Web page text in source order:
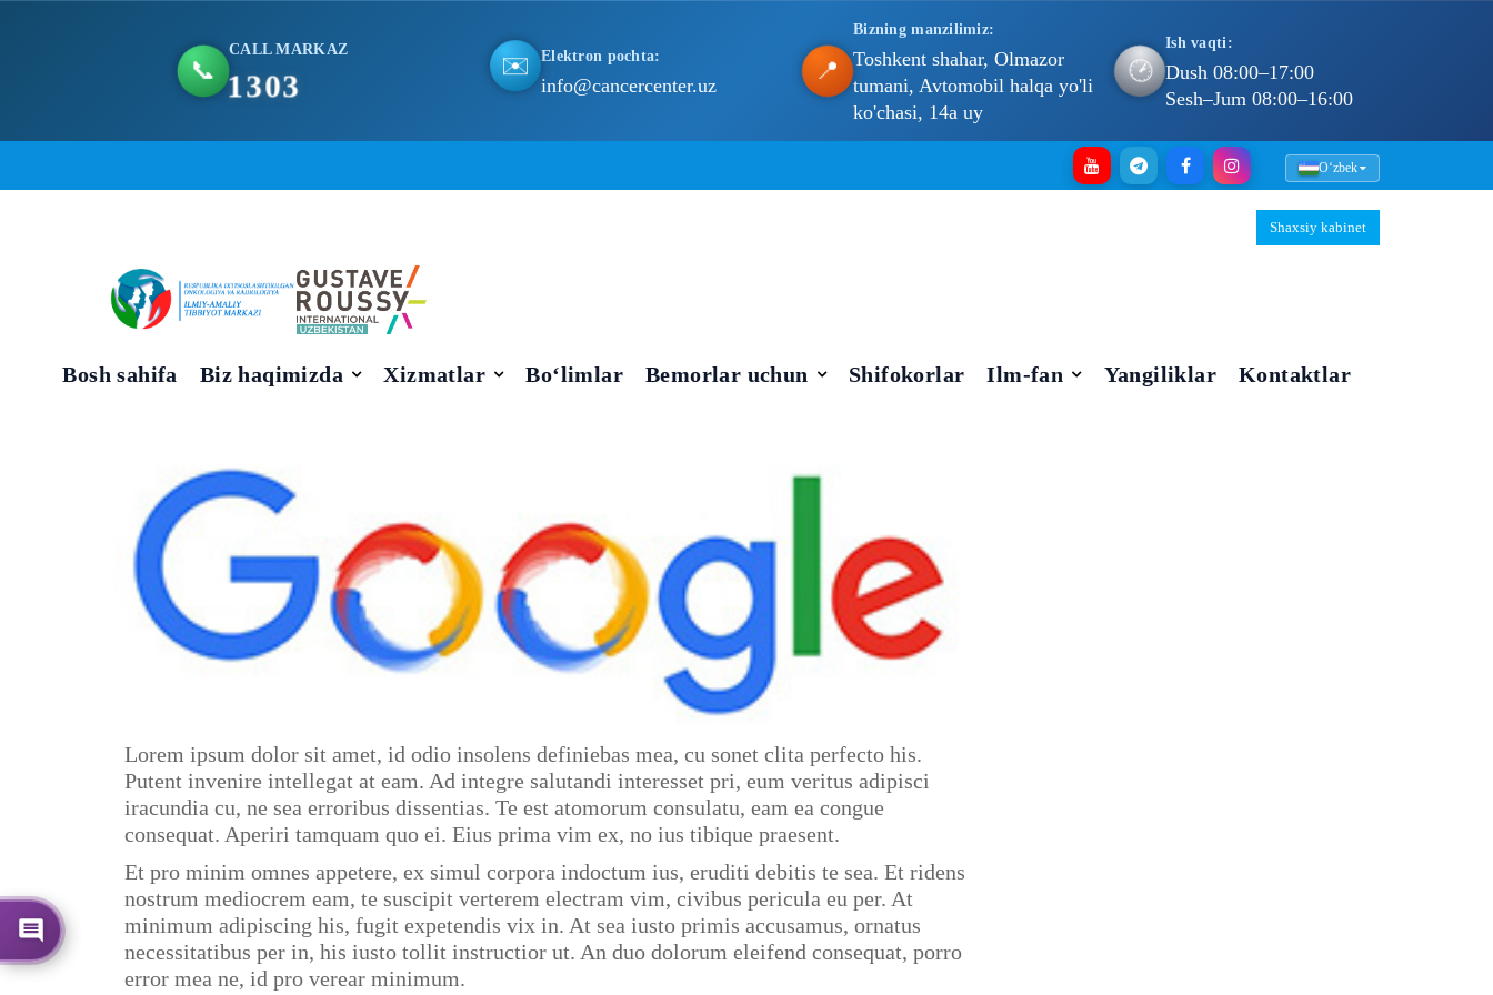
📞
CALL MARKAZ
1303 ✉️ Elektron pochta:
info@cancercenter.uz
📍
Bizning manzilimiz:
Toshkent shahar, Olmazor
tumani, Avtomobil halqa yo'li
ko'chasi, 14a uy
🕐
Ish vaqti:
Dush 08:00–17:00
Sesh–Jum 08:00–16:00
Oʻzbek
Shaxsiy kabinet
Bosh sahifa Biz haqimizda Xizmatlar Bo‘limlar Bemorlar uchun Shifokorlar Ilm-fan Yangiliklar Kontaktlar
Lorem ipsum dolor sit amet, id odio insolens definiebas mea, cu sonet clita perfecto his.
Putent invenire intellegat at eam. Ad integre salutandi interesset pri, eum veritus adipisci
iracundia cu, ne sea erroribus dissentias. Te est atomorum consulatu, eam ea congue
consequat. Aperiri tamquam quo ei. Eius prima vim ex, no ius tibique praesent.
Et pro minim omnes appetere, ex simul corpora indoctum ius, eruditi debitis te sea. Et ridens
nostrum mediocrem eam, te suscipit verterem electram vim, civibus pericula eu per. At
minimum adipiscing his, fugit expetendis vix in. At sea iusto primis accusamus, ornatus
necessitatibus per in, his iusto tollit instructior ut. An duo dolorum eleifend consequat, porro
error mea ne, id pro verear minimum.